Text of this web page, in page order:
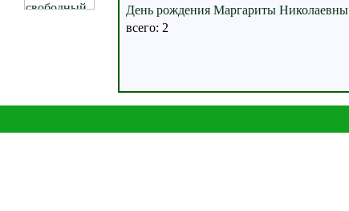
День рождения Маргариты Николаевны
всего: 2